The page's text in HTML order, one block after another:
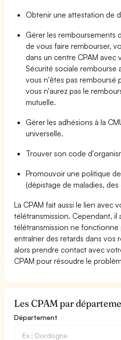
Obtenir une attestation de
Gérer les remboursements
de vous faire rembourser,
dans un centre CPAM avec
Sécurité sociale rembourse
vous n'êtes pas remboursé
vous n'aurez pas le
mutuelle.
Gérer les adhésions à la
universelle.
Trouver son code
Promouvoir une politique
(dépistage de maladies,
La CPAM fait aussi le lien avec
télétransmission. Cependant, il
télétransmission ne fonctionne
entraîner des retards dans vos
alors prendre contact avec
CPAM pour résoudre le
Les CPAM par
Département